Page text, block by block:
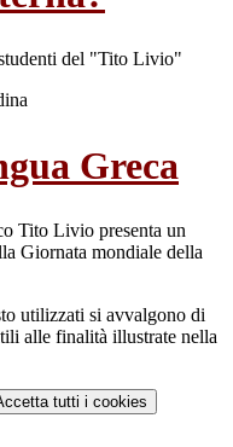
del "Tito Livio"
Greca
Tito Livio presenta un
Giornata mondiale della
utilizzati si avvalgono di
alle finalità illustrate nella
tutti i cookies